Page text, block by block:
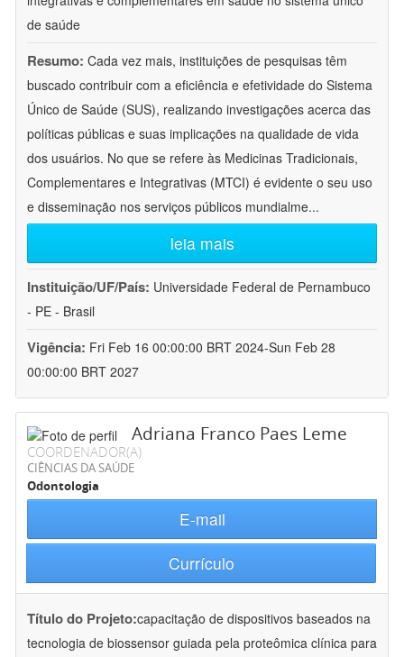
de saúde
Resumo: Cada vez mais, instituições de pesquisas têm
buscado contribuir com a eficiência e efetividade do Sistema
Único de Saúde (SUS), realizando investigações acerca das
políticas públicas e suas implicações na qualidade de vida
dos usuários. No que se refere às Medicinas Tradicionais,
Complementares e Integrativas (MTCI) é evidente o seu uso
e disseminação nos serviços públicos mundialme...
leia mais
Instituição/UF/País: Universidade Federal de Pernambuco
- PE - Brasil
Vigência: Fri Feb 16 00:00:00 BRT 2024-Sun Feb 28
00:00:00 BRT 2027
Adriana Franco Paes Leme
COORDENADOR(A)
CIÊNCIAS DA SAÚDE
Odontologia
E-mail
Currículo
Título do Projeto:capacitação de dispositivos baseados na
tecnologia de biossensor guiada pela proteômica clínica para